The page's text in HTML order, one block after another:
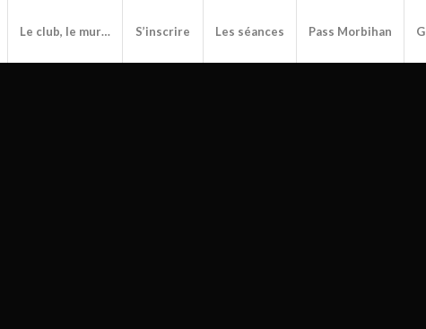
Le club, le mur… S’inscrire Les séances Pass Morbihan